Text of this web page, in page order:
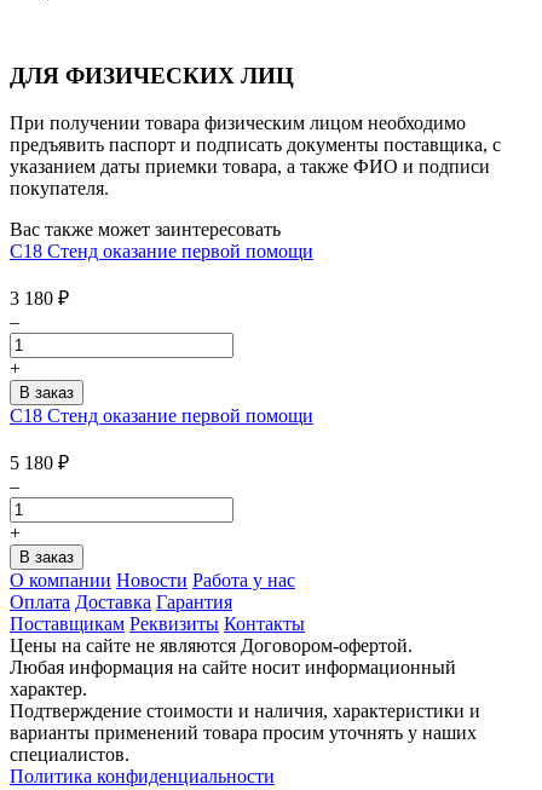
ДЛЯ ФИЗИЧЕСКИХ ЛИЦ
При получении товара физическим лицом необходимо
предъявить паспорт и подписать документы поставщика, с
указанием даты приемки товара, а также ФИО и подписи
покупателя.
Вас также может заинтересовать
С18 Стенд оказание первой помощи
3 180 ₽
–
+
С18 Стенд оказание первой помощи
5 180 ₽
–
+
О компании Новости Работа у нас
Оплата Доставка Гарантия
Поставщикам Реквизиты Контакты
Цены на сайте не являются Договором-офертой.
Любая информация на сайте носит информационный
характер.
Подтверждение стоимости и наличия, характеристики и
варианты применений товара просим уточнять у наших
специалистов.
Политика конфиденциальности